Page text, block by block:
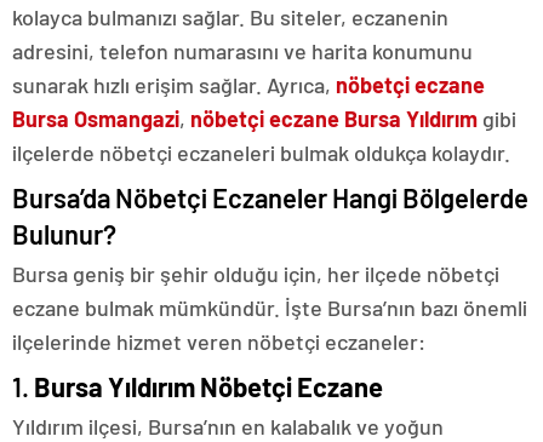
kolayca bulmanızı sağlar. Bu siteler, eczanenin
adresini, telefon numarasını ve harita konumunu
sunarak hızlı erişim sağlar. Ayrıca, nöbetçi eczane
Bursa Osmangazi, nöbetçi eczane Bursa Yıldırım gibi
ilçelerde nöbetçi eczaneleri bulmak oldukça kolaydır.
Bursa’da Nöbetçi Eczaneler Hangi Bölgelerde
Bulunur?
Bursa geniş bir şehir olduğu için, her ilçede nöbetçi
eczane bulmak mümkündür. İşte Bursa’nın bazı önemli
ilçelerinde hizmet veren nöbetçi eczaneler:
1. Bursa Yıldırım Nöbetçi Eczane
Yıldırım ilçesi, Bursa’nın en kalabalık ve yoğun